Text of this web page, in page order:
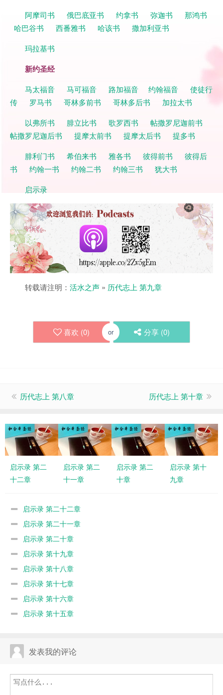
阿摩司书
俄巴底亚书 约拿书 弥迦书
那鸿书
哈巴谷书
西番雅书 哈该书
撒加利亚书
玛拉基书
新约圣经
马太福音 马可福音 路加福音 约翰福音
使徒行
传
罗马书 哥林多前书 哥林多后书
加拉太书
以弗所书
腓立比书 歌罗西书
帖撒罗尼迦前书
帖撒罗尼迦后书
提摩太前书 提摩太后书
提多书
腓利门书
希伯来书 雅各书 彼得前书
彼得后
书
约翰一书 约翰二书 约翰三书
犹大书
启示录
转载请注明： 活水之声 » 历代志上 第九章
喜欢 (0) or 分享 (0)
历代志上 第八章 历代志上 第十章
启示录 第二
十二章
启示录 第二
十一章
启示录 第二
十章
启示录 第十
九章
启示录 第二十二章
启示录 第二十一章
启示录 第二十章
启示录 第十九章
启示录 第十八章
启示录 第十七章
启示录 第十六章
启示录 第十五章
发表我的评论